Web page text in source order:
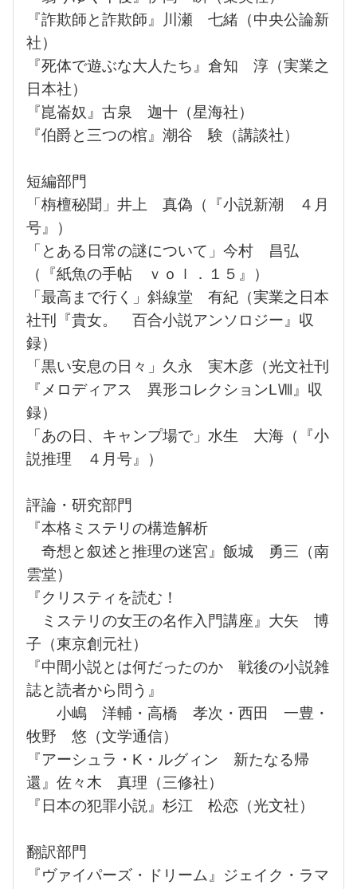
『詐欺師と詐欺師』川瀬 七緒（中央公論新
社）
『死体で遊ぶな大人たち』倉知 淳（実業之
日本社）
『崑崙奴』古泉 迦十（星海社）
『伯爵と三つの棺』潮谷 験（講談社）
短編部門
「栴檀秘聞」井上 真偽（『小説新潮 ４月
号』）
「とある日常の謎について」今村 昌弘
（『紙魚の手帖 ｖｏｌ．１５』）
「最高まで行く」斜線堂 有紀（実業之日本
社刊『貴女。 百合小説アンソロジー』収
録）
「黒い安息の日々」久永 実木彦（光文社刊
『メロディアス 異形コレクションLⅧ』収
録）
「あの日、キャンプ場で」水生 大海（『小
説推理 ４月号』）
評論・研究部門
『本格ミステリの構造解析
奇想と叙述と推理の迷宮』飯城 勇三（南
雲堂）
『クリスティを読む！
ミステリの女王の名作入門講座』大矢 博
子（東京創元社）
『中間小説とは何だったのか 戦後の小説雑
誌と読者から問う』
小嶋 洋輔・高橋 孝次・西田 一豊・
牧野 悠（文学通信）
『アーシュラ・K・ルグィン 新たなる帰
還』佐々木 真理（三修社）
『日本の犯罪小説』杉江 松恋（光文社）
翻訳部門
『ヴァイパーズ・ドリーム』ジェイク・ラマ